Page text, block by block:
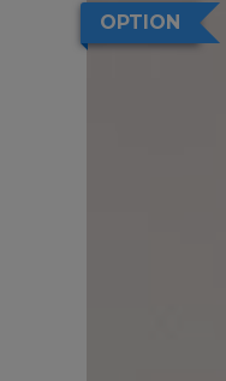
OPTION